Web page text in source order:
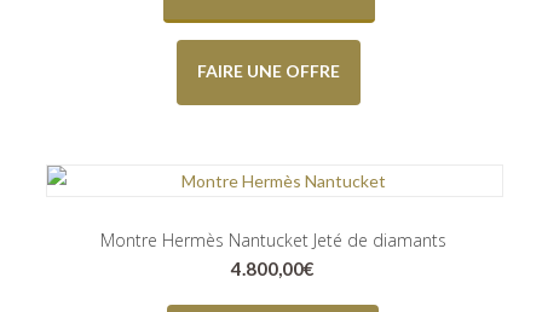
FAIRE UNE OFFRE
Montre Hermès Nantucket Jeté de diamants
4.800,00€